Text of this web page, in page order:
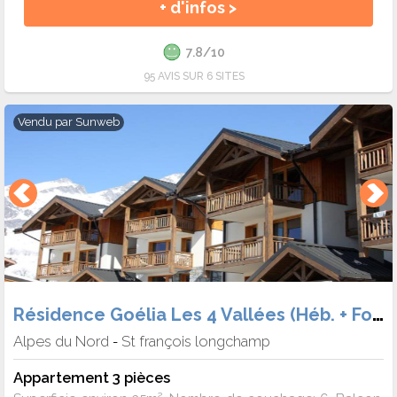
tout compris en dernière minute ?
Outre le ski, les vacanciers profitent de raquettes, chiens de
traîneau ou détente en spa. Un séjour ski tout compris en
dernière minute garantit une expérience riche, même
organisée à la dernière minute.
Comment organiser facilement un séjour
ski tout compris en dernière minute ?
Avec Ski Express, il suffit de comparer les offres disponibles et
de réserver en ligne. Les séjours ski tout compris en dernière
minute sont simples à organiser grâce aux formules
regroupant toutes les prestations.
Pourquoi réserver un séjour ski tout
compris en dernière minute avec Ski
+ d'infos >
7.8/10
95 AVIS SUR 6 SITES
Vendu par Sunweb
Résidence Goélia Les 4 Vallées (Héb. + Forf.)
Alpes du Nord - St françois longchamp
Appartement 3 pièces